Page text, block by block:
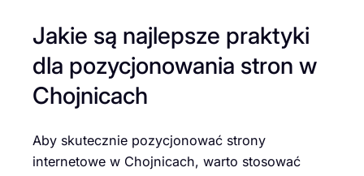
Jakie są najlepsze praktyki
dla pozycjonowania stron w
Chojnicach
Aby skutecznie pozycjonować strony
internetowe w Chojnicach, warto stosować